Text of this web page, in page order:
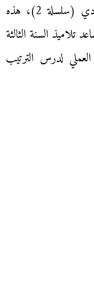
والعمليات” مع الصحيح للسنة الثالثة إعدادي (سلسلة 2)، هذه
تلاميذ السنة الثالثة
لدرس الترتيب